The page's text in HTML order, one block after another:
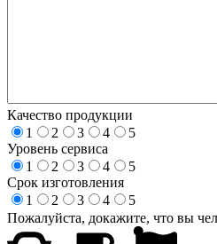
Качество продукции
1
2 3 4
5
Уровень сервиса
1
2 3 4
5
Срок изготовления
1
2 3 4
5
Пожалуйста, докажите, что вы